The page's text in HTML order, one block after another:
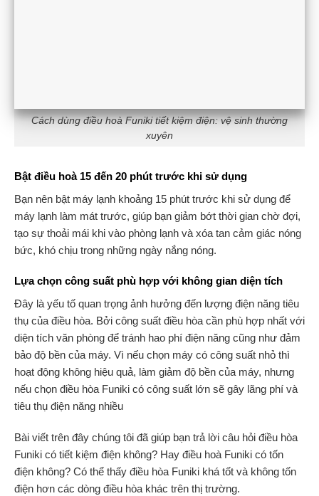
Cách dùng điều hoà Funiki tiết kiệm điện: vệ sinh thường
xuyên
Bật điều hoà 15 đến 20 phút trước khi sử dụng
Bạn nên bật máy lạnh khoảng 15 phút trước khi sử dụng để
máy lạnh làm mát trước, giúp bạn giảm bớt thời gian chờ đợi,
tạo sự thoải mái khi vào phòng lạnh và xóa tan cảm giác nóng
bức, khó chịu trong những ngày nắng nóng.
Lựa chọn công suất phù hợp với không gian diện tích
Đây là yếu tố quan trọng ảnh hưởng đến lượng điện năng tiêu
thụ của điều hòa. Bởi công suất điều hòa cần phù hợp nhất với
diện tích văn phòng để tránh hao phí điện năng cũng như đảm
bảo độ bền của máy. Vì nếu chọn máy có công suất nhỏ thì
hoạt động không hiệu quả, làm giảm độ bền của máy, nhưng
nếu chọn điều hòa Funiki có công suất lớn sẽ gây lãng phí và
tiêu thụ điện năng nhiều
Bài viết trên đây chúng tôi đã giúp bạn trả lời câu hỏi điều hòa
Funiki có tiết kiệm điện không? Hay điều hoà Funiki có tốn
điện không? Có thể thấy điều hòa Funiki khá tốt và không tốn
điện hơn các dòng điều hòa khác trên thị trường.